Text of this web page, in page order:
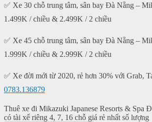
✅ Xe 30 chỗ trung tâm, sân bay Đà Nẵng –
1.499K / chiều & 2.499K / 2 chiều
✅ Xe 45 chỗ trung tâm, sân bay Đà Nẵng –
1.999K / chiều & 2.999K / 2 chiều
✅ Xe đời mới từ 2020, rẻ hơn 30% với Grab,
0783.136879
Thuê xe đi Mikazuki Japanese Resorts & Spa
có tài xế riêng 4, 7, 16 chỗ giá rẻ nhất số lượng